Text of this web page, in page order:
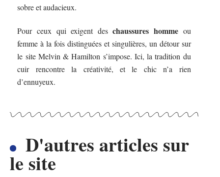
sobre et audacieux.
Pour ceux qui exigent deschaussures homme ou
femme à la fois distinguées et singulières, un détour sur
le site Melvin & Hamilton s’impose. Ici, la tradition du
cuir rencontre la créativité, et le chic n’a rien
d’ennuyeux.
D'autres articles sur
le site